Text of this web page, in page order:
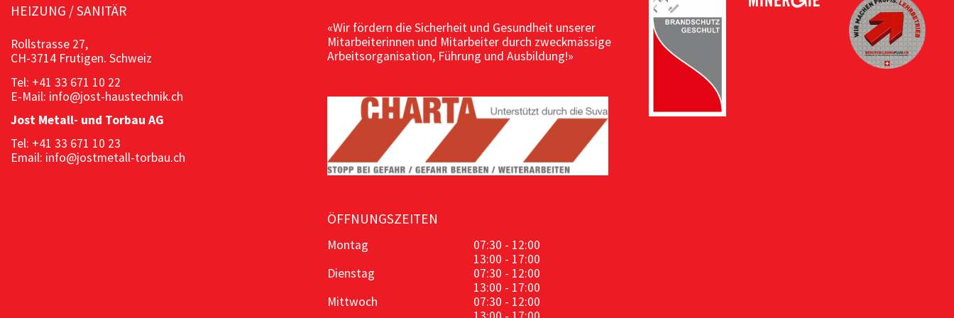
HEIZUNG / SANITÄR
Rollstrasse 27,
CH-3714 Frutigen. Schweiz
Tel: +41 33 671 10 22
E-Mail: info@jost-haustechnik.ch
Jost Metall- und Torbau AG
Tel: +41 33 671 10 23
Email: info@jostmetall-torbau.ch
«Wir fördern die Sicherheit und Gesundheit unserer
Mitarbeiterinnen und Mitarbeiter durch zweckmässige
Arbeitsorganisation, Führung und Ausbildung!»
ÖFFNUNGSZEITEN
Montag
07:30 - 12:00
13:00 - 17:00
Dienstag
07:30 - 12:00
13:00 - 17:00
Mittwoch
07:30 - 12:00